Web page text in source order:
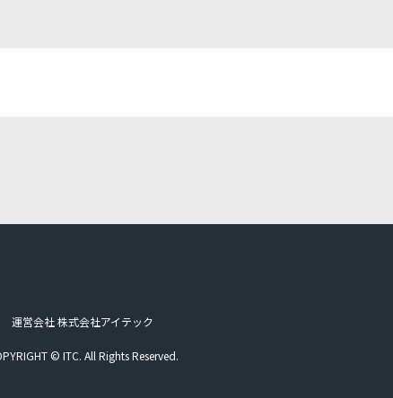
運営会社 株式会社アイテック
© ITC. All Rights Reserved.